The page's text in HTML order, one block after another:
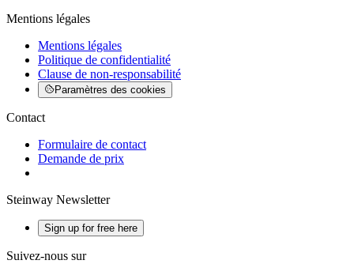
Mentions légales
Mentions légales
Politique de confidentialité
Clause de non-responsabilité
Paramètres des cookies
Contact
Formulaire de contact
Demande de prix
Steinway Newsletter
Sign up for free here
Suivez-nous sur